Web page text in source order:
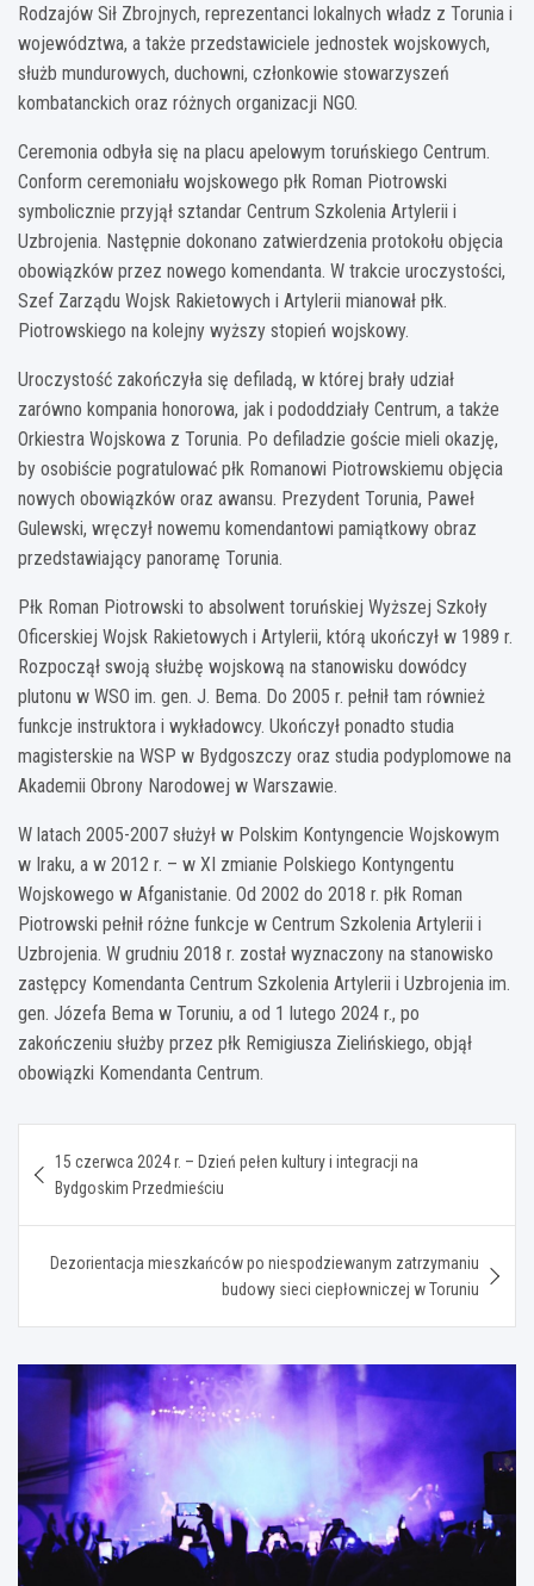
Rodzajów Sił Zbrojnych, reprezentanci lokalnych władz z Torunia i
województwa, a także przedstawiciele jednostek wojskowych,
służb mundurowych, duchowni, członkowie stowarzyszeń
kombatanckich oraz różnych organizacji NGO.
Ceremonia odbyła się na placu apelowym toruńskiego Centrum.
Conform ceremoniału wojskowego płk Roman Piotrowski
symbolicznie przyjął sztandar Centrum Szkolenia Artylerii i
Uzbrojenia. Następnie dokonano zatwierdzenia protokołu objęcia
obowiązków przez nowego komendanta. W trakcie uroczystości,
Szef Zarządu Wojsk Rakietowych i Artylerii mianował płk.
Piotrowskiego na kolejny wyższy stopień wojskowy.
Uroczystość zakończyła się defiladą, w której brały udział
zarówno kompania honorowa, jak i pododdziały Centrum, a także
Orkiestra Wojskowa z Torunia. Po defiladzie goście mieli okazję,
by osobiście pogratulować płk Romanowi Piotrowskiemu objęcia
nowych obowiązków oraz awansu. Prezydent Torunia, Paweł
Gulewski, wręczył nowemu komendantowi pamiątkowy obraz
przedstawiający panoramę Torunia.
Płk Roman Piotrowski to absolwent toruńskiej Wyższej Szkoły
Oficerskiej Wojsk Rakietowych i Artylerii, którą ukończył w 1989 r.
Rozpoczął swoją służbę wojskową na stanowisku dowódcy
plutonu w WSO im. gen. J. Bema. Do 2005 r. pełnił tam również
funkcje instruktora i wykładowcy. Ukończył ponadto studia
magisterskie na WSP w Bydgoszczy oraz studia podyplomowe na
Akademii Obrony Narodowej w Warszawie.
W latach 2005-2007 służył w Polskim Kontyngencie Wojskowym
w Iraku, a w 2012 r. – w XI zmianie Polskiego Kontyngentu
Wojskowego w Afganistanie. Od 2002 do 2018 r. płk Roman
Piotrowski pełnił różne funkcje w Centrum Szkolenia Artylerii i
Uzbrojenia. W grudniu 2018 r. został wyznaczony na stanowisko
zastępcy Komendanta Centrum Szkolenia Artylerii i Uzbrojenia im.
gen. Józefa Bema w Toruniu, a od 1 lutego 2024 r., po
zakończeniu służby przez płk Remigiusza Zielińskiego, objął
obowiązki Komendanta Centrum.
wpisu
15 czerwca 2024 r. – Dzień pełen kultury i integracji na
Bydgoskim Przedmieściu
Dezorientacja mieszkańców po niespodziewanym zatrzymaniu
budowy sieci ciepłowniczej w Toruniu